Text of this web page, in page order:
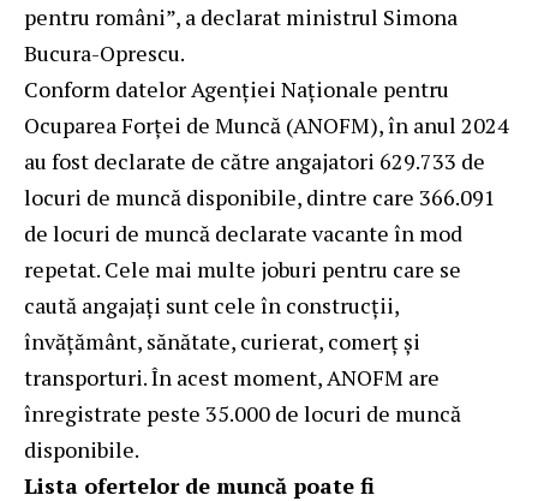
pentru români”, a declarat ministrul Simona
Bucura-Oprescu.
Conform datelor Agenției Naționale pentru
Ocuparea Forței de Muncă (ANOFM), în anul 2024
au fost declarate de către angajatori 629.733 de
locuri de muncă disponibile, dintre care 366.091
de locuri de muncă declarate vacante în mod
repetat. Cele mai multe joburi pentru care se
caută angajați sunt cele în construcții,
învățământ, sănătate, curierat, comerț și
transporturi. În acest moment, ANOFM are
înregistrate peste 35.000 de locuri de muncă
disponibile.
Lista ofertelor de muncă poate fi